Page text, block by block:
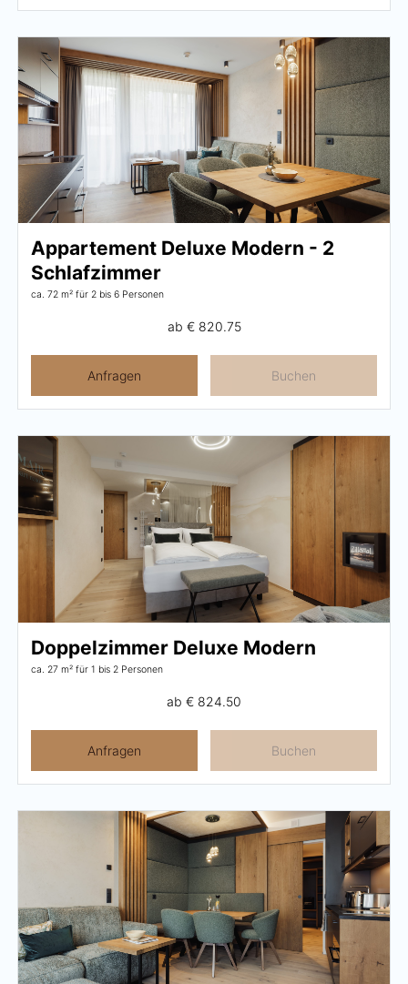
Pachmair 1453
Gastgeber
Urlaub mit Kindern
Impressionen
Nachhaltigkeit
Bewertungen & Auszeichnungen
Lage & Anreise
Umbau
FAQs
Appartement Deluxe Modern - 2
Schlafzimmer
ca. 72 m² für 2 bis 6 Personen
ab € 820.75
Anfragen Buchen
Doppelzimmer Deluxe Modern
ca. 27 m² für 1 bis 2 Personen
ab € 824.50
Anfragen Buchen